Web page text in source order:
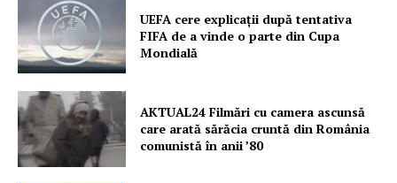
Contact
UEFA cere explicații după tentativa
FIFA de a vinde o parte din Cupa
Mondială
AKTUAL24 Filmări cu camera ascunsă
care arată sărăcia cruntă din România
comunistă în anii ’80